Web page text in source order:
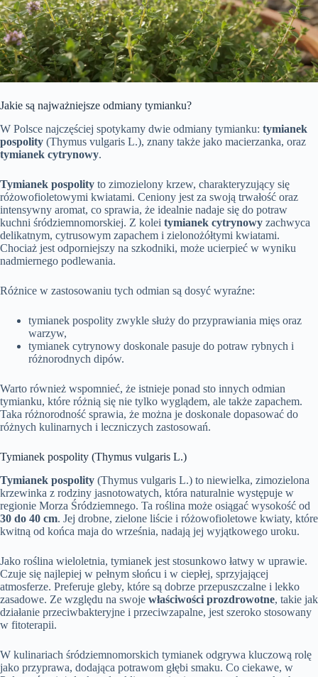
Jakie są najważniejsze odmiany tymianku?
W Polsce najczęściej spotykamy dwie odmiany tymianku: tymianek
pospolity (Thymus vulgaris L.), znany także jako macierzanka, oraz
tymianek cytrynowy.
Tymianek pospolity to zimozielony krzew, charakteryzujący się
różowofioletowymi kwiatami. Ceniony jest za swoją trwałość oraz
intensywny aromat, co sprawia, że idealnie nadaje się do potraw
kuchni śródziemnomorskiej. Z kolei tymianek cytrynowy zachwyca
delikatnym, cytrusowym zapachem i zielonożółtymi kwiatami.
Chociaż jest odporniejszy na szkodniki, może ucierpieć w wyniku
nadmiernego podlewania.
Różnice w zastosowaniu tych odmian są dosyć wyraźne:
tymianek pospolity zwykle służy do przyprawiania mięs oraz
warzyw,
tymianek cytrynowy doskonale pasuje do potraw rybnych i
różnorodnych dipów.
Warto również wspomnieć, że istnieje ponad sto innych odmian
tymianku, które różnią się nie tylko wyglądem, ale także zapachem.
Taka różnorodność sprawia, że można je doskonale dopasować do
różnych kulinarnych i leczniczych zastosowań.
Tymianek pospolity (Thymus vulgaris L.)
Tymianek pospolity (Thymus vulgaris L.) to niewielka, zimozielona
krzewinka z rodziny jasnotowatych, która naturalnie występuje w
regionie Morza Śródziemnego. Ta roślina może osiągać wysokość od
30 do 40 cm. Jej drobne, zielone liście i różowofioletowe kwiaty, które
kwitną od końca maja do września, nadają jej wyjątkowego uroku.
Jako roślina wieloletnia, tymianek jest stosunkowo łatwy w uprawie.
Czuje się najlepiej w pełnym słońcu i w ciepłej, sprzyjającej
atmosferze. Preferuje gleby, które są dobrze przepuszczalne i lekko
zasadowe. Ze względu na swoje właściwości prozdrowotne, takie jak
działanie przeciwbakteryjne i przeciwzapalne, jest szeroko stosowany
w fitoterapii.
W kulinariach śródziemnomorskich tymianek odgrywa kluczową rolę
jako przyprawa, dodająca potrawom głębi smaku. Co ciekawe, w